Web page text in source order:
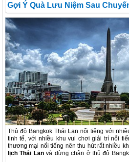
Gợi Ý Quà Lưu Niệm Sau
Thủ đô Bangkok Thái Lan nổi tiếng với
tinh tế, với nhiều khu vui chơi giải trí nổi
thương mại nổi tiếng nên thu hút rất nhiều
lịch Thái Lanvà dừng chân ở thủ đô